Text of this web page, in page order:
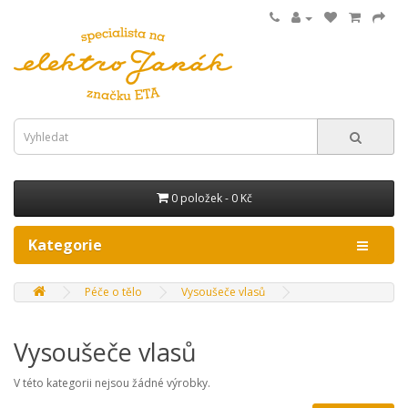
0 položek - 0 Kč
Kategorie
Péče o tělo Vysoušeče vlasů
Vysoušeče vlasů
V této kategorii nejsou žádné výrobky.